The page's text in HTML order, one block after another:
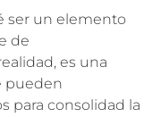
ser un elemento
de
es una
pueden
para consolidad la